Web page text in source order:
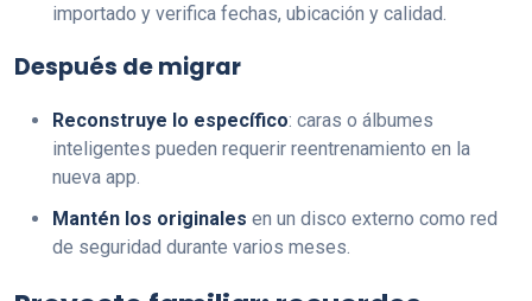
importado y verifica fechas, ubicación y calidad.
Después de migrar
Reconstruye lo específico: caras o álbumes
inteligentes pueden requerir reentrenamiento en la
nueva app.
Mantén los originales en un disco externo como red
de seguridad durante varios meses.